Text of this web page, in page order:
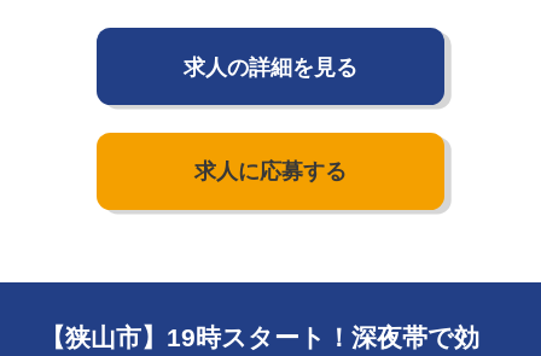
求人の詳細を見る
求人に応募する
【狭山市】19時スタート！深夜帯で効